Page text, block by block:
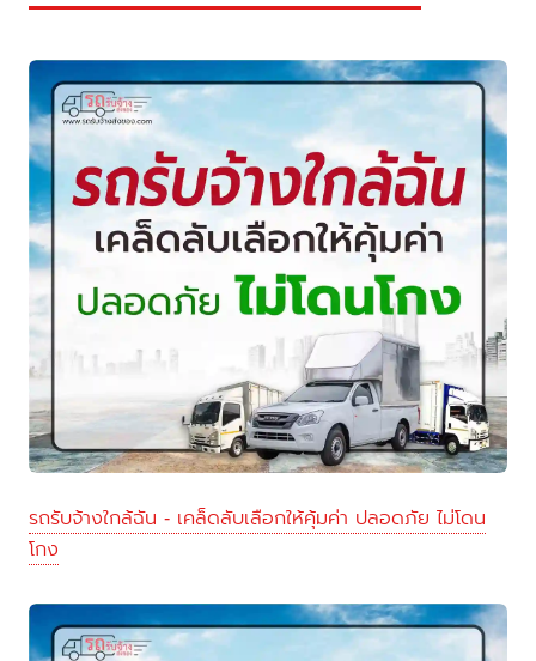
รถรับจ้างใกล้ฉัน - เคล็ดลับเลือกให้คุ้มค่า ปลอดภัย ไม่โดน
โกง